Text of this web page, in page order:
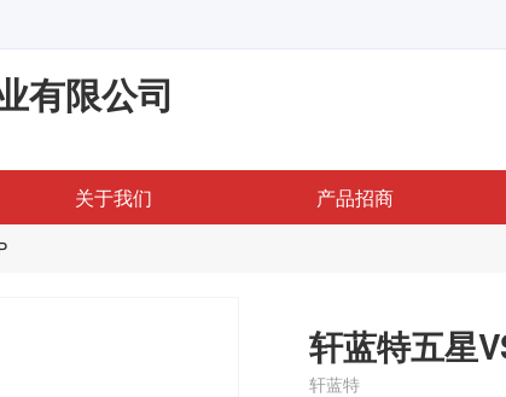
有限公司
关于我们 产品招商
轩蓝特五星
轩蓝特